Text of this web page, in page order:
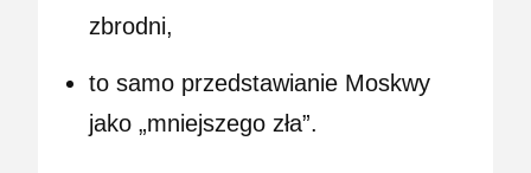
zbrodni,
to samo przedstawianie Moskwy
jako „mniejszego zła”.